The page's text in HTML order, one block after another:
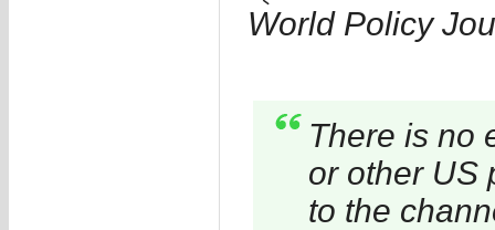
World Policy
There is no
or other US
to the